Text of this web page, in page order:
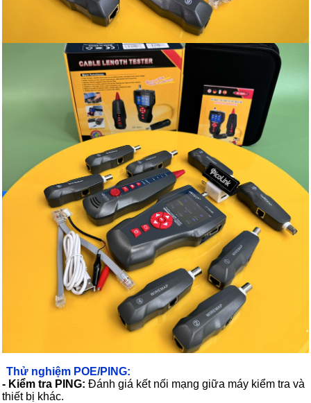
Thử nghiệm POE/PING:
- Kiểm tra PING: Đánh giá kết nối mạng giữa máy kiểm tra và
thiết bị khác.